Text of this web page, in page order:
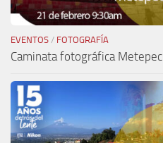
EVENTOS / FOTOGRAFÍA
Caminata fotográfica Metepec